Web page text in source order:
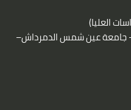
العليا)
– جامعة عين شمسالدمرداش–